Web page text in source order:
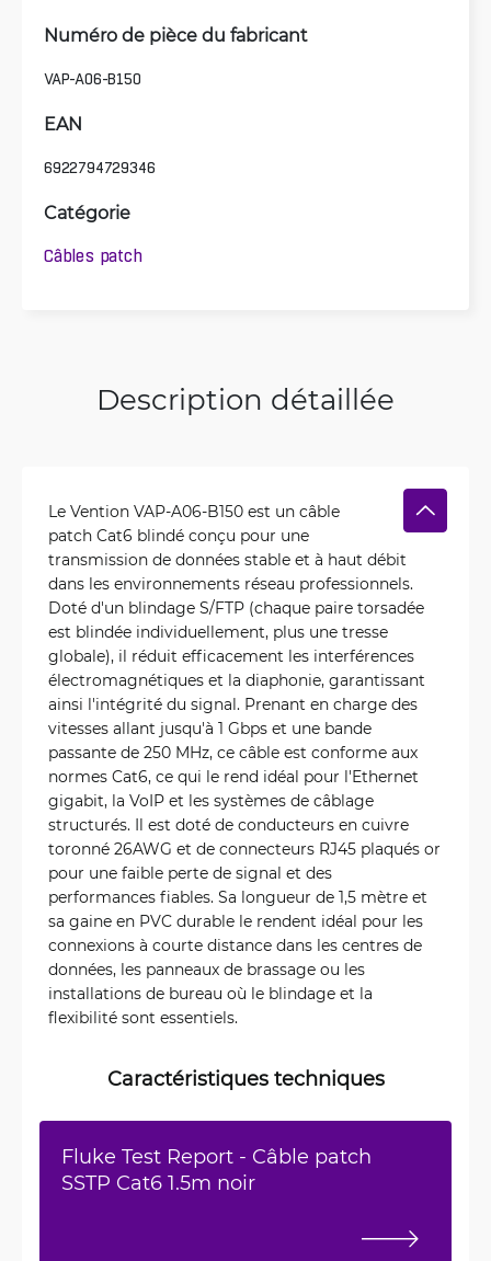
Numéro de pièce du fabricant
VAP-A06-B150
EAN
6922794729346
Catégorie
Câbles patch
Description détaillée
Le Vention VAP-A06-B150 est un câble
patch Cat6 blindé conçu pour une
transmission de données stable et à haut débit
dans les environnements réseau professionnels.
Doté d'un blindage S/FTP (chaque paire torsadée
est blindée individuellement, plus une tresse
globale), il réduit efficacement les interférences
électromagnétiques et la diaphonie, garantissant
ainsi l'intégrité du signal. Prenant en charge des
vitesses allant jusqu'à 1 Gbps et une bande
passante de 250 MHz, ce câble est conforme aux
normes Cat6, ce qui le rend idéal pour l'Ethernet
gigabit, la VoIP et les systèmes de câblage
structurés. Il est doté de conducteurs en cuivre
toronné 26AWG et de connecteurs RJ45 plaqués or
pour une faible perte de signal et des
performances fiables. Sa longueur de 1,5 mètre et
sa gaine en PVC durable le rendent idéal pour les
connexions à courte distance dans les centres de
données, les panneaux de brassage ou les
installations de bureau où le blindage et la
flexibilité sont essentiels.
Caractéristiques techniques
Fluke Test Report - Câble patch
SSTP Cat6 1.5m noir